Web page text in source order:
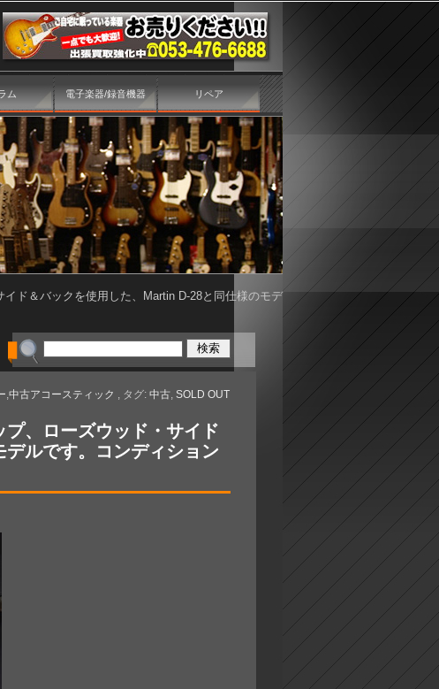
ム 電子楽器/録音機器 リペア
ド＆バックを使用した、Martin D-28と同仕様のモデ
中古アコースティック , タグ: 中古 SOLD OUT
、ローズウッド・サイド
ルです。コンディション